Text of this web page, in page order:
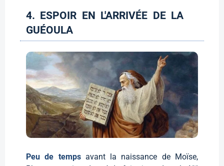
4. ESPOIR EN L'ARRIVÉE DE LA
GUÉOULA
Peu de temps avant la naissance de Moïse,